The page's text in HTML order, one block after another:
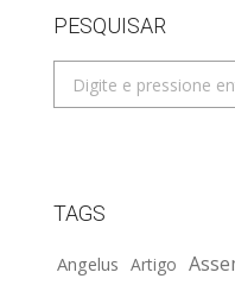
PESQUISAR
Search:
TAGS
Angelus Artigo